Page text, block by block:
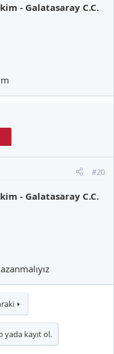
- Galatasaray C.C.
#20
- Galatasaray C.C.
yada kayıt ol.